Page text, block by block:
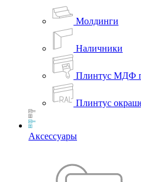
Молдинги
Наличники
Плинтус МДФ
Плинтус
Аксессуары